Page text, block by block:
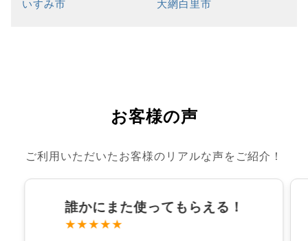
いすみ市 大網白里市
お客様の声
ご利用いただいたお客様のリアルな声をご紹介！
誰かにまた使ってもらえる！
★★★★★